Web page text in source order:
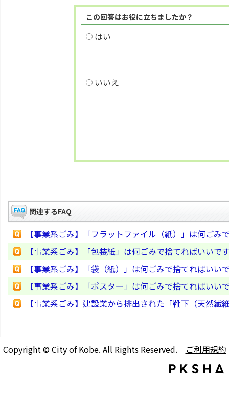
この回答はお役に立ちましたか？
はい
いいえ
関連するFAQ
【事業系ごみ】「フラットファイル（紙）」は何ごみ
【事業系ごみ】「包装紙」は何ごみで捨てればいいで
【事業系ごみ】「袋（紙）」は何ごみで捨てればいい
【事業系ごみ】「ポスター」は何ごみで捨てればいい
【事業系ごみ】建設業から排出された「靴下（天然
Copyright © City of Kobe. All Rights Reserved. ご利用規約